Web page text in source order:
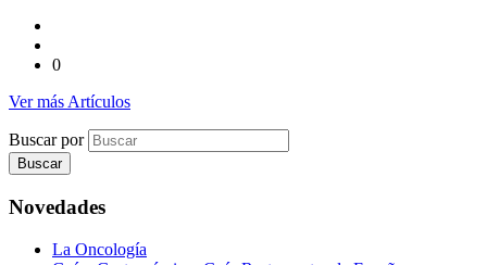
0
Ver más Artículos
Buscar por
Novedades
La Oncología